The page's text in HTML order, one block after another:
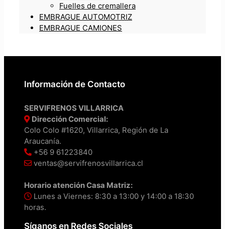
Fuelles de cremallera
EMBRAGUE AUTOMOTRIZ
EMBRAGUE CAMIONES
Información de Contacto
SERVIFRENOS VILLARRICA
Dirección Comercial:
Colo Colo #1620, Villarrica, Región de La
Araucanía.
+56 9 61223840
ventas@servifrenosvillarrica.cl
Horario atención Casa Matriz:
Lunes a Viernes: 8:30 a 13:00 y 14:00 a 18:30
horas.
Síganos en Redes Sociales